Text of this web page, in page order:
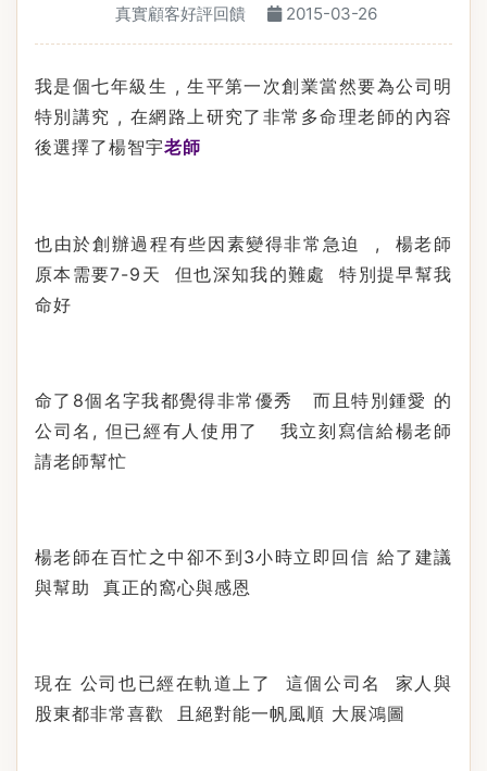
真實顧客好評回饋 2015-03-26
我是個七年級生 ,生平第一次創業當然要為公司明
特別講究 , 在網路上研究了非常多命理老師的內容
後選擇了楊智宇老師
也由於創辦過程有些因素變得非常急迫 , 楊老師
原本需要7-9 天 但也深知我的難處
特別提早幫我
命好
命了 8個名字我都覺得非常優秀 而且特別鍾愛 的
公司名 , 但已經有人使用了
我立刻寫信給楊老師
請老師幫忙
楊老師在百忙之中卻不到3小時立即回信 給了建議
與幫助
真正的窩心與感恩
現在 公司也已經在軌道上了 這個公司名
家人與
股東都非常喜歡
且絕對能一帆風順 大展鴻圖